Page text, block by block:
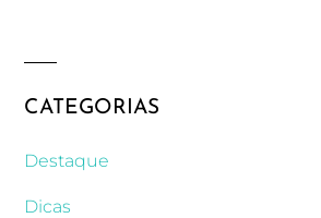
CATEGORIAS
Destaque
Dicas